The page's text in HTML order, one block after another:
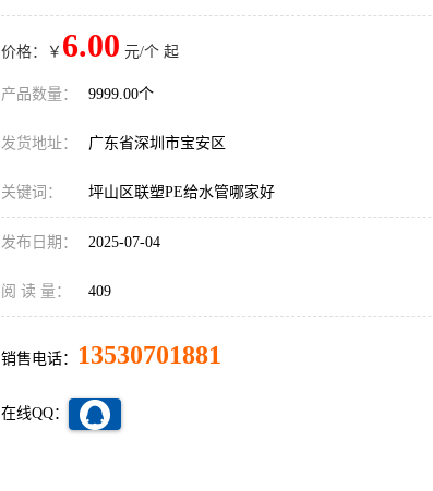
价格：￥ 6.00 元/个 起
产品数量： 9999.00个
发货地址： 广东省深圳市宝安区
关键词： 坪山区联塑PE给水管哪家好
发布日期： 2025-07-04
阅 读 量： 409
销售电话： 13530701881
在线QQ：